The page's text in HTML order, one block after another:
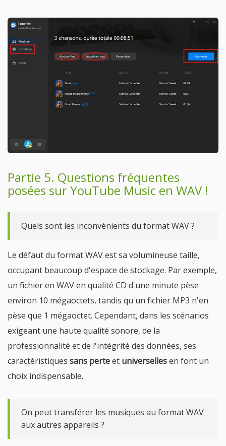
Partie 5. Questions fréquentes
posées sur YouTube Music en WAV !
Quels sont les inconvénients du format WAV ?
Le défaut du format WAV est sa volumineuse taille,
occupant beaucoup d'espace de stockage. Par exemple,
un fichier en WAV en qualité CD d'une minute pèse
environ 10 mégaoctets, tandis qu'un fichier MP3 n'en
pèse que 1 mégaoctet. Cependant, dans les scénarios
exigeant une haute qualité sonore, de la
professionnalité et de l'intégrité des données, ses
caractéristiques sans perteet universellesen font un
choix indispensable.
On peut transférer les musiques au format WAV
aux autres appareils ?